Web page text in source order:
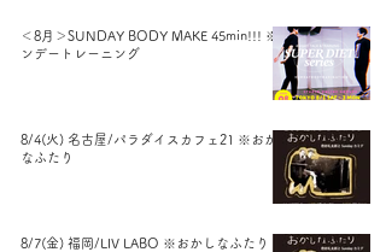
＜8月＞SUNDAY BODY MAKE 45min!!! ※サ
ンデートレーニング
8/4(火) 名古屋/パラダイスカフェ21 ※おかし
なふたり
8/7(金) 福岡/LIV LABO ※おかしなふたり